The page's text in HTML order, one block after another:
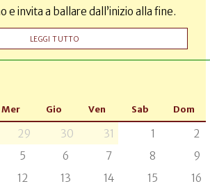
e invita a ballare dall’inizio alla fine.
LEGGI TUTTO
Mer Gio Ven Sab Dom
29 30 31 1
2
5 6 7 8
9
12 13 14 15
16